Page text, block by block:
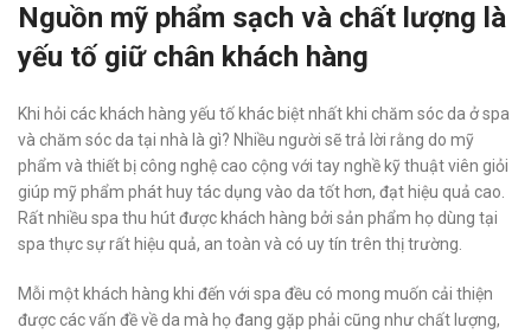
Nguồn mỹ phẩm sạch và chất lượng là
yếu tố giữ chân khách hàng
Khi hỏi các khách hàng yếu tố khác biệt nhất khi chăm sóc da ở spa
và chăm sóc da tại nhà là gì? Nhiều người sẽ trả lời rằng do mỹ
phẩm và thiết bị công nghệ cao cộng với tay nghề kỹ thuật viên giỏi
giúp mỹ phẩm phát huy tác dụng vào da tốt hơn, đạt hiệu quả cao.
Rất nhiều spa thu hút được khách hàng bởi sản phẩm họ dùng tại
spa thực sự rất hiệu quả, an toàn và có uy tín trên thị trường.
Mỗi một khách hàng khi đến với spa đều có mong muốn cải thiện
được các vấn đề về da mà họ đang gặp phải cũng như chất lượng,